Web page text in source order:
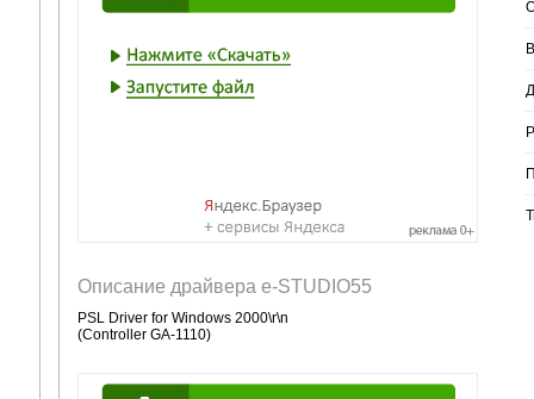
Описание драйвера e-STUDIO55
PSL Driver for Windows 2000\r\n
(Controller GA-1110)